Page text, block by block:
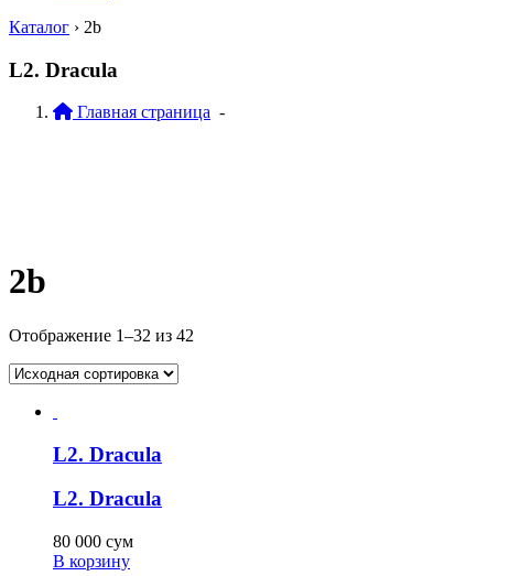
Каталог › 2b
L2. Dracula
Главная страница -
2b
Отображение 1–32 из 42
L2. Dracula
L2. Dracula
80 000 сум
В корзину